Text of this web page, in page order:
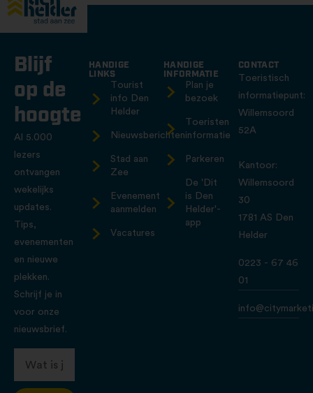
Blijf
op de
hoogte
Al 5.000
lezers
ontvangen
wekelijks
updates.
Tips,
evenementen
en nieuwe
plekken.
Schrijf je in
voor onze
nieuwsbrief.
HANDIGE
LINKS
Tourist
info Den
Helder
Nieuwsberichten
Stad aan
Zee
Evenement
aanmelden
Vacatures
HANDIGE
INFORMATIE
Plan je
bezoek
Toeristen
informatie
Parkeren
De 'Dit
is Den
Helder'-
app
CONTACT
Toeristisch
informatiepunt:
Willemsoord
52A
Kantoor:
Willemsoord
30
1781 AS Den
Helder
0223 - 67 46
01